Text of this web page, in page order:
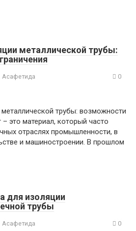
металлической трубы:
Асафетида 0
трубы: возможности
это материал, который часто
отраслях промышленности, в
и машиностроении. В прошлом
для изоляции
трубы
Асафетида 0